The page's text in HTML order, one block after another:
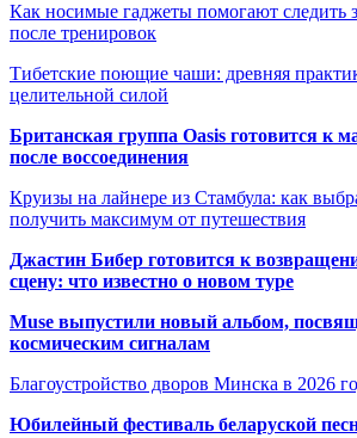
Как носимые гаджеты помогают следить
после тренировок
Тибетские поющие чаши: древняя
целительной силой
Британская группа Oasis готовится к
после воссоединения
Круизы на лайнере из Стамбула: как
получить максимум от путешествия
Джастин Бибер готовится к
сцену: что известно о новом туре
Muse выпустили новый альбом,
космическим сигналам
Благоустройство дворов Минска в 2026
Юбилейный фестиваль беларуской